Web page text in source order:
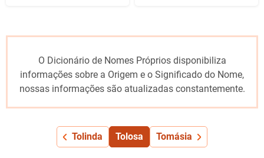
O Dicionário de Nomes Próprios disponibiliza
informações sobre a Origem e o Significado do Nome,
nossas informações são atualizadas constantemente.
Tolinda Tolosa Tomásia